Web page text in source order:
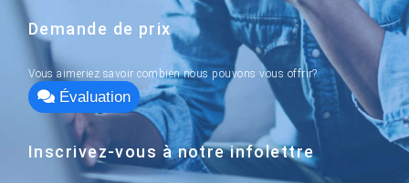
Demande de prix
Vous aimeriez savoir combien nous pouvons vous offrir?
Évaluation
Inscrivez-vous à notre infolettre